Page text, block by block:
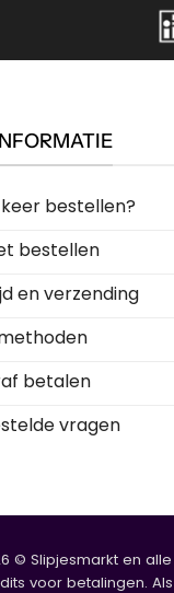
bestellen?
bestellen
en verzending
betalen
vragen
© Slipjesmarkt en
voor betalingen.